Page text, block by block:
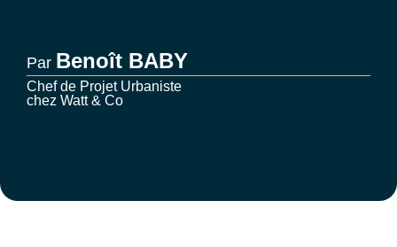
Par Benoît BABY
Chef de Projet Urbaniste
chez Watt & Co